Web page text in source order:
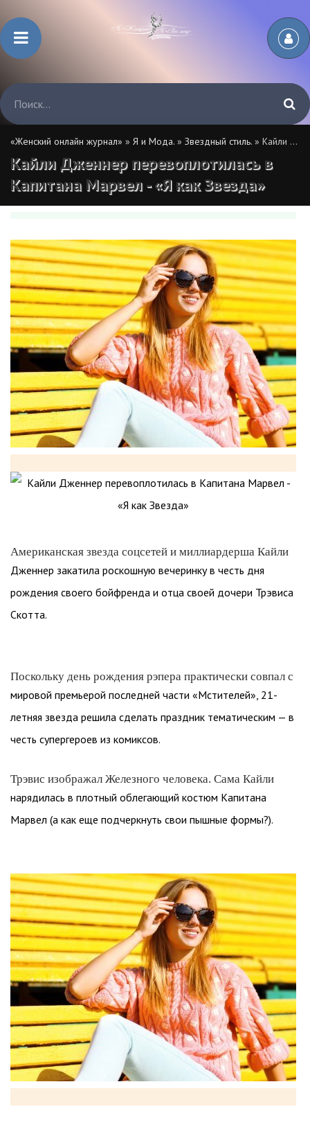
«Женский онлайн журнал» » Я и Мода. » Звездный стиль. » Кайли Дженнер перевоплотилась в Капитана Марвел - «Я как Звезда»
Кайли Дженнер перевоплотилась в
Капитана Марвел - «Я как Звезда»
Американская звезда соцсетей и миллиардерша Кайли
Дженнер закатила роскошную вечеринку в честь дня
рождения своего бойфренда и отца своей дочери Трэвиса
Скотта.
Поскольку день рождения рэпера практически совпал с
мировой премьерой последней части «Мстителей», 21-
летняя звезда решила сделать праздник тематическим — в
честь супергероев из комиксов.
Трэвис изображал Железного человека. Сама Кайли
нарядилась в плотный облегающий костюм Капитана
Марвел (а как еще подчеркнуть свои пышные формы?).